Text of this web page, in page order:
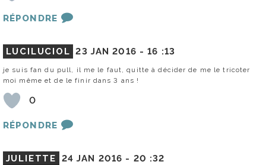
RÉPONDRE
LUCILUCIOL 23 JAN 2016 -16 :13
je suis fan du pull, il me le faut, quitte à décider de me le tricoter
moi même et de le finir dans 3 ans !
0
RÉPONDRE
JULIETTE 24 JAN 2016 - 20 :32